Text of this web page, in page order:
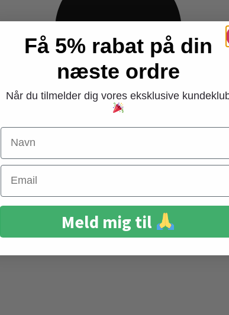
Få 5% rabat på din
næste ordre
Når du tilmelder dig vores eksklusive
Navn
Email
Meld mig til